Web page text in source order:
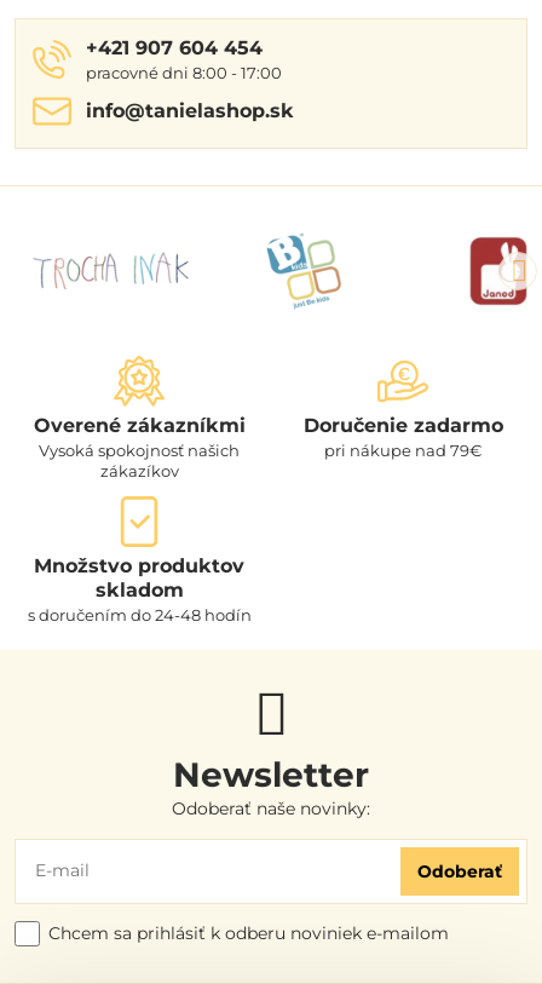
+421 907 604 454
pracovné dni 8:00 - 17:00
info​@tanielashop​.sk
Overené zákazníkmi
Vysoká spokojnosť našich
zákazíkov
Doručenie zadarmo
pri nákupe nad 79€
Množstvo produktov
skladom
s doručením do 24-48 hodín
Newsletter
Odoberať naše novinky:
Odoberať
Chcem sa prihlásiť k odberu noviniek e-mailom